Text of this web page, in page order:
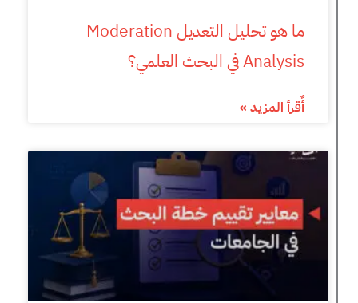
ما هو تحليل التعديل Moderation
Analysis في البحث العلمي؟
أٌقرأ المزيد »